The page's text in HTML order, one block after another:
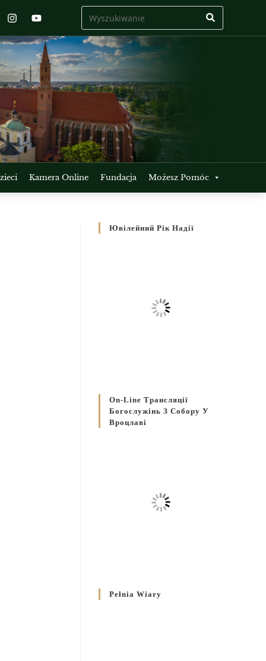
Kamera Online Fundacja Możesz Pomóc
Ювілейний Рік Надії
On-Line Трансляції
Богослужінь З Собору У
Вроцлаві
Pełnia Wiary